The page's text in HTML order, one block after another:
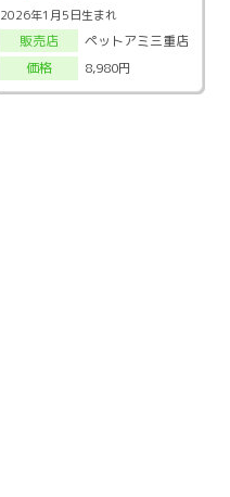
2026年1月5日生まれ
販売店
ペットアミ三重店
価格
8,980円